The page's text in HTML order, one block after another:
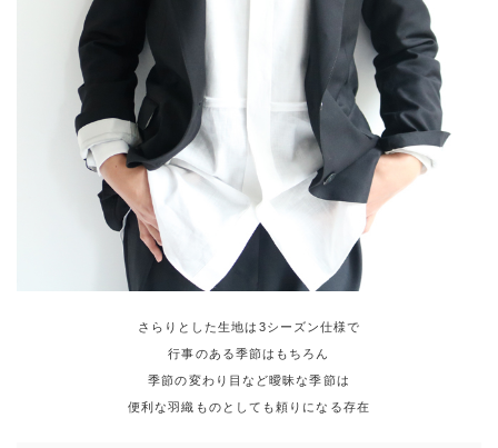
さらりとした生地は3シーズン仕様で
行事のある季節はもちろん
季節の変わり目など曖昧な季節は
便利な羽織ものとしても頼りになる存在